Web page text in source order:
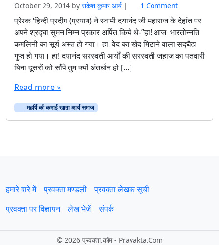
October 29, 2014 by राकेश कुमार आर्य | 1 Commento
n
म
ह
र्षि
की
आ
प्रेरक ‘हिन्दी प्रदीप (प्रयाग) ने स्वामी दयानंद जी महाराज के देहांत पर
अपने श्रद्घा सुमन निम्न प्रकार अर्पित किये थे-”हा! आज भारतोन्नति
कमलिनी का सूर्य अस्त हो गया। हा! वेद का खेद मिटाने वाला सद्घैद्य
गुप्त हो गया। हा! दयानंद सरस्वती आर्यों की सरस्वती जहाज का पतवारी
बिना दूसरों को सौंपे तुम क्यों अंतर्धान हो […]
Read more »
महर्षि की कमाई खाता आर्य समाज
हमारे बारे में प्रवक्‍ता मण्डली
प्रवक्ता लेखक सूची
प्रवक्ता पर विज्ञापन
लेख भेजें संपर्क
© 2026 प्रवक्‍ता.कॉम - Pravakta.Com